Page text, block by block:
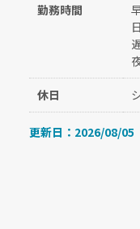
勤務時間
休日
更新日：2026/08/05